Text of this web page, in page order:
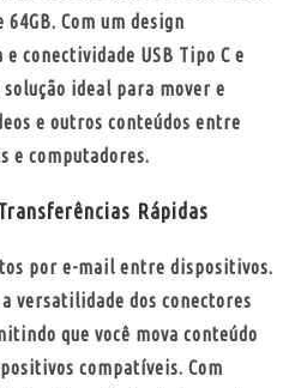
64GB. Com um design
econectividade USB Tipo C e
ideal para mover e
e outros conteúdos entre
e computadores.
Rápidas
por e-mail entre dispositivos.
versatilidade dos conectores
que você mova conteúdo
compatíveis. Com